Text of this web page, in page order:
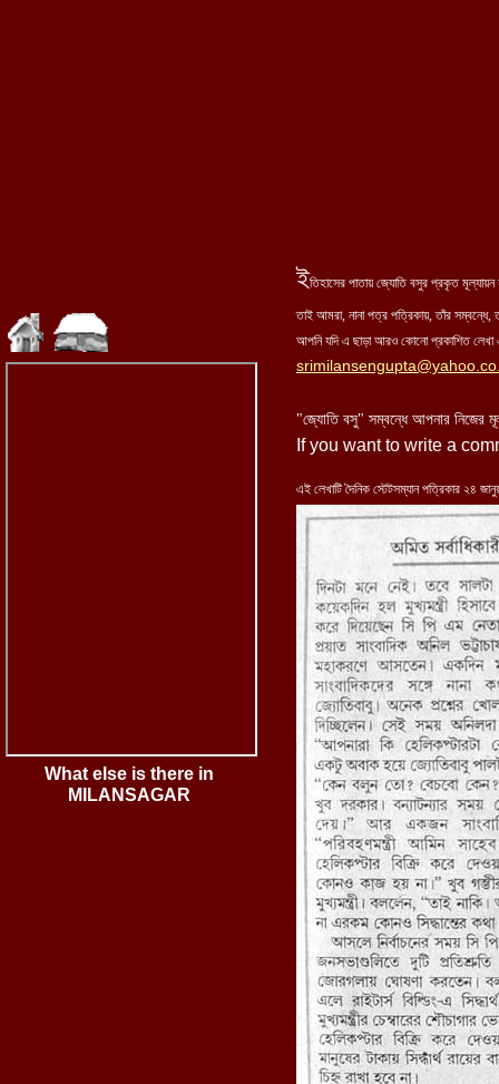
ইতিহাসের পাতায় জ্যোতি বসুর প্রকৃত
তাই আমরা, নানা পত্র পত্রিকায়, তাঁর সম্বন্ধে,
আপনি যদি এ ছাড়া আরও কোনো প্রকাশিত লেখা
"জ্যোতি বসু" সম্বন্ধে আপনার নিজের
If you want to write a
এই লেখাটি দৈনিক স্টেটসম্যান পত্রিকার ২৪
What else is there in
MILANSAGAR